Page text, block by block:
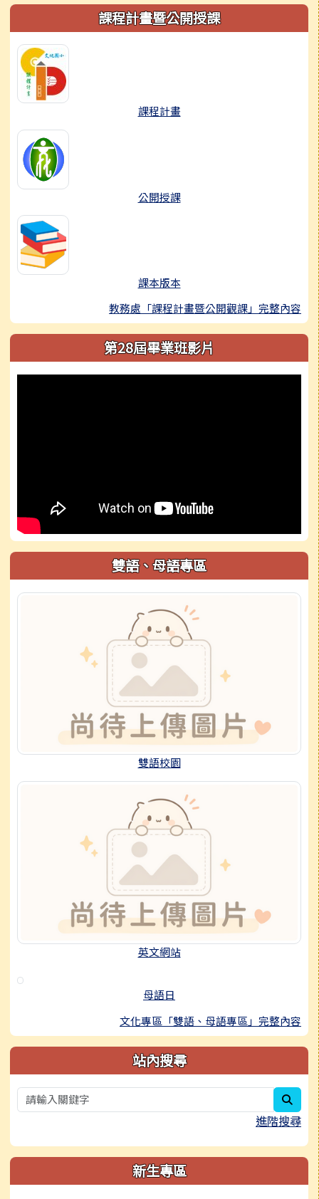
左邊區域內容課程計畫暨公開授課
課程計畫
公開授課
課本版本
教務處「課程計畫暨公開觀課」完整內容
第28屆畢業班影片
雙語、母語專區
雙語校園
英文網站
母語日
文化專區「雙語、母語專區」完整內容
站內搜尋
進階搜尋
新生專區